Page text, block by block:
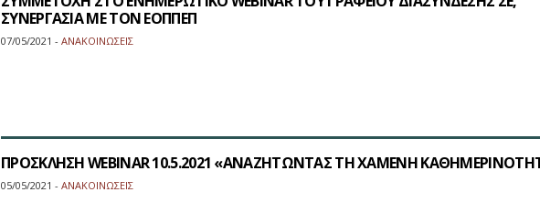
ΣΥΝΕΡΓΑΣΙΑ ΜΕ ΤΟΝ ΕΟΠΠΕΠ
07/05/2021 - ΑΝΑΚΟΙΝΩΣΕΙΣ
ΠΡΟΣΚΛΗΣΗ WEBINAR 10.5.2021 «ΑΝΑΖΗΤΩΝΤΑΣ ΤΗ ΧΑΜΕΝΗ
05/05/2021 - ΑΝΑΚΟΙΝΩΣΕΙΣ